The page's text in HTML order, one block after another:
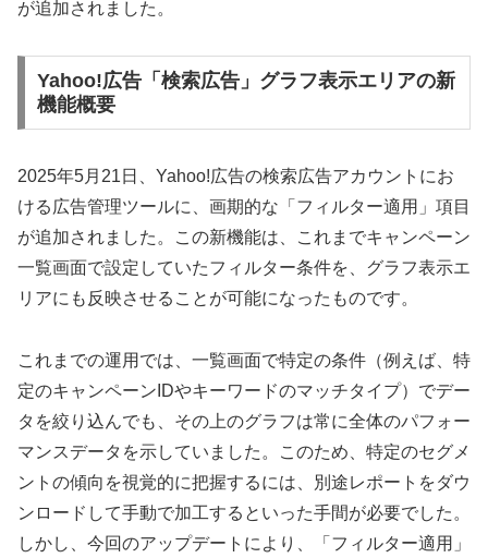
が追加されました。
Yahoo!広告「検索広告」グラフ表示エリアの新
機能概要
2025年5月21日、Yahoo!広告の検索広告アカウントにお
ける広告管理ツールに、画期的な「フィルター適用」項目
が追加されました。この新機能は、これまでキャンペーン
一覧画面で設定していたフィルター条件を、グラフ表示エ
リアにも反映させることが可能になったものです。
これまでの運用では、一覧画面で特定の条件（例えば、特
定のキャンペーンIDやキーワードのマッチタイプ）でデー
タを絞り込んでも、その上のグラフは常に全体のパフォー
マンスデータを示していました。このため、特定のセグメ
ントの傾向を視覚的に把握するには、別途レポートをダウ
ンロードして手動で加工するといった手間が必要でした。
しかし、今回のアップデートにより、「フィルター適用」